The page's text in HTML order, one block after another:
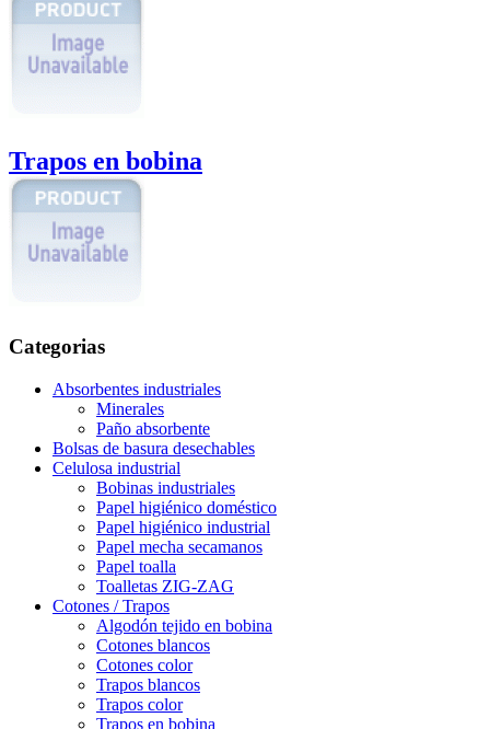
Trapos en bobina
Categorias
Absorbentes industriales
Minerales
Paño absorbente
Bolsas de basura desechables
Celulosa industrial
Bobinas industriales
Papel higiénico doméstico
Papel higiénico industrial
Papel mecha secamanos
Papel toalla
Toalletas ZIG-ZAG
Cotones / Trapos
Algodón tejido en bobina
Cotones blancos
Cotones color
Trapos blancos
Trapos color
Trapos en bobina